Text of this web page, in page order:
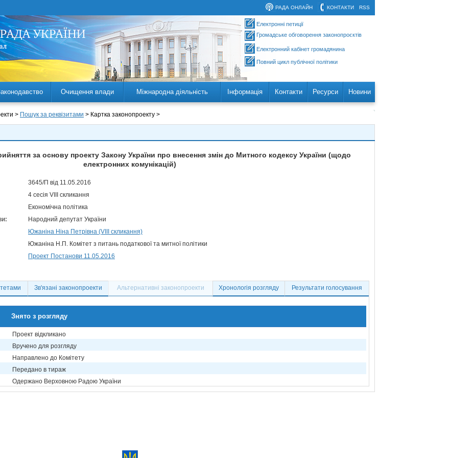
RSS
КОНТАКТИ
РАДА ОНЛАЙН
Електронні петиції
Громадське обговорення законопроєктів
Електронний кабінет громадянина
Повний цикл публічної політики
Очищення влади Міжнародна діяльність Інформація Контакти Ресурси Новини
> Пошук за реквізитами > Картка законопроекту >
за основу проекту Закону України про внесення змін до Митного кодексу України (щодо
електронних комунікацій)
3645/П від 11.05.2016
4 сесія VIII скликання
Економічна політика
Народний депутат України
Южаніна Ніна Петрівна (VIII скликання)
Южаніна Н.П. Комітет з питань податкової та митної політики
Проект Постанови 11.05.2016
Зв'язані законопроекти Альтернативні законопроекти Хронологія розгляду Результати голосування
Знято з розгляду
Проект відкликано
Вручено для розгляду
Направлено до Комітету
Передано в тираж
Одержано Верховною Радою України